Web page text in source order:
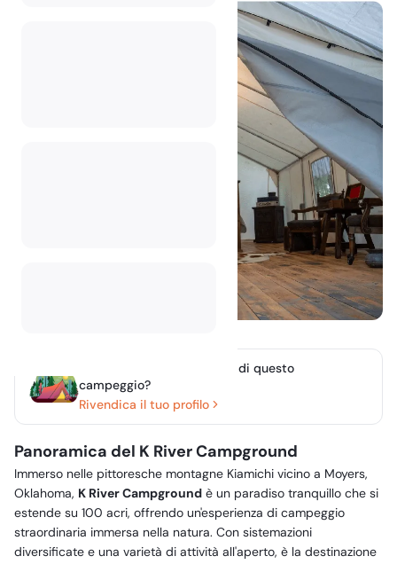
Sei il proprietario o gestori di questo
campeggio?
Rivendica il tuo profilo
Panoramica del K River Campground
Immerso nelle pittoresche montagne Kiamichi vicino a Moyers,
Oklahoma, K River Campground è un paradiso tranquillo che si
estende su 100 acri, offrendo un'esperienza di campeggio
straordinaria immersa nella natura. Con sistemazioni
diversificate e una varietà di attività all'aperto, è la destinazione